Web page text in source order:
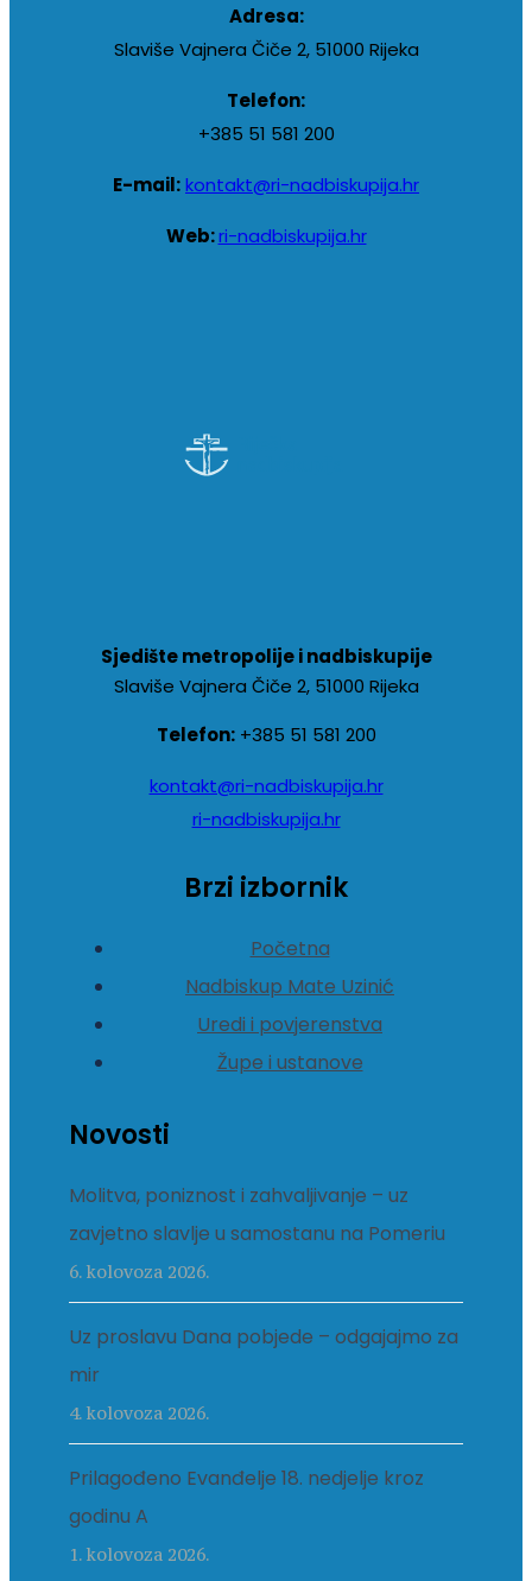
Adresa:
Slaviše Vajnera Čiče 2, 51000 Rijeka
Telefon:
+385 51 581 200
E-mail:kontakt@ri-nadbiskupija.hr
Web:ri-nadbiskupija.hr
Sjedište metropolije i nadbiskupije
Slaviše Vajnera Čiče 2, 51000 Rijeka
Telefon:+385 51 581 200
kontakt@ri-nadbiskupija.hr
ri-nadbiskupija.hr
Brzi izbornik
Početna
Nadbiskup Mate Uzinić
Uredi i povjerenstva
Župe i ustanove
Novosti
Molitva, poniznost i zahvaljivanje – uz
zavjetno slavlje u samostanu na Pomeriu
6. kolovoza 2026.
Uz proslavu Dana pobjede – odgajajmo za
mir
4. kolovoza 2026.
Prilagođeno Evanđelje 18. nedjelje kroz
godinu A
1. kolovoza 2026.